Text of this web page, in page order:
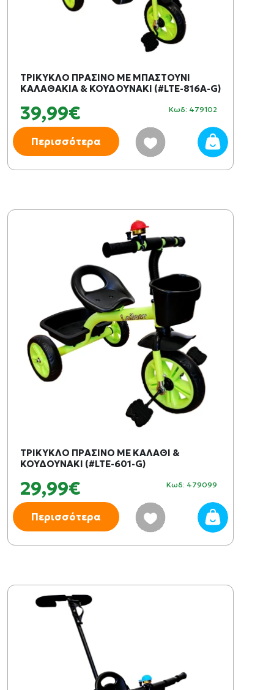
ΤΡΙΚΥΚΛΟ ΠΡΑΣΙΝΟ ΜΕ ΜΠΑΣΤΟΥΝΙ
ΚΑΛΑΘΑΚΙΑ & ΚΟΥΔΟΥΝΑΚΙ (#LTE-816A-G)
39,99€ Κωδ: 479102
Περισσότερα
ΤΡΙΚΥΚΛΟ ΠΡΑΣΙΝΟ ΜΕ ΚΑΛΑΘΙ &
ΚΟΥΔΟΥΝΑΚΙ (#LTE-601-G)
29,99€ Κωδ: 479099
Περισσότερα